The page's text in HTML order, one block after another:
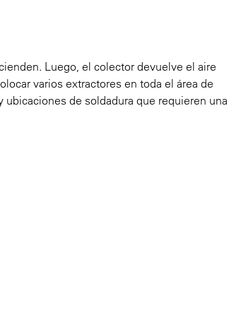
Luego, el colector devuelve el aire
varios extractores en toda el área de
ubicaciones de soldadura que requieren una